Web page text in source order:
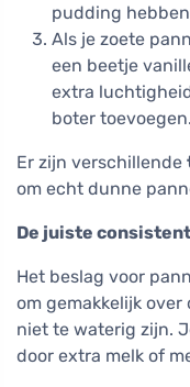
pudding
Als je zoete
een beetje
extra
boter toevoegen.
Er zijn verschillende
om echt dunne
De juiste
Het beslag voor
om gemakkelijk
niet te waterig zijn.
door extra melk of